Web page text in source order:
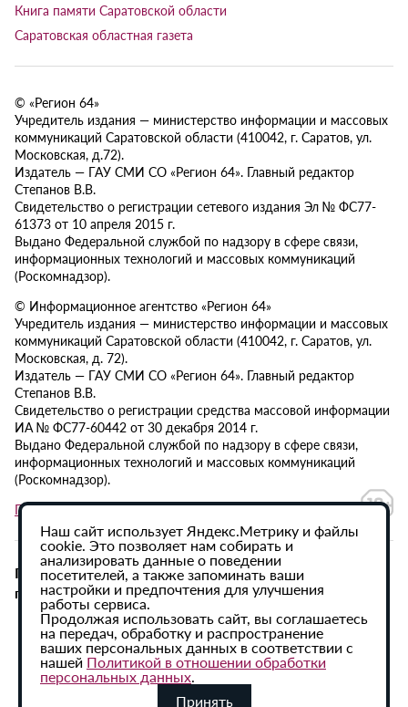
Книга памяти Саратовской области
Саратовская областная газета
© «Регион 64»
Учредитель издания — министерство информации и массовых
коммуникаций Саратовской области (410042, г. Саратов, ул.
Московская, д.72).
Издатель — ГАУ СМИ СО «Регион 64». Главный редактор
Степанов В.В.
Свидетельство о регистрации сетевого издания Эл № ФС77-
61373 от 10 апреля 2015 г.
Выдано Федеральной службой по надзору в сфере связи,
информационных технологий и массовых коммуникаций
(Роскомнадзор).
© Информационное агентство «Регион 64»
Учредитель издания — министерство информации и массовых
коммуникаций Саратовской области (410042, г. Саратов, ул.
Московская, д. 72).
Издатель — ГАУ СМИ СО «Регион 64». Главный редактор
Степанов В.В.
Свидетельство о регистрации средства массовой информации
ИА № ФС77-60442 от 30 декабря 2014 г.
Выдано Федеральной службой по надзору в сфере связи,
информационных технологий и массовых коммуникаций
(Роскомнадзор).
Политика в отношении обработки персональных данных
При использовании материалов сайта активная
гиперссылка на ИА «Регион 64» обязательна.
Наш сайт использует Яндекс.Метрику и файлы
cookie. Это позволяет нам собирать и
анализировать данные о поведении
посетителей, а также запоминать ваши
настройки и предпочтения для улучшения
работы сервиса.
Продолжая использовать сайт, вы соглашаетесь
на передач, обработку и распространение
ваших персональных данных в соответствии с
нашей Политикой в отношении обработки
персональных данных.
Принять